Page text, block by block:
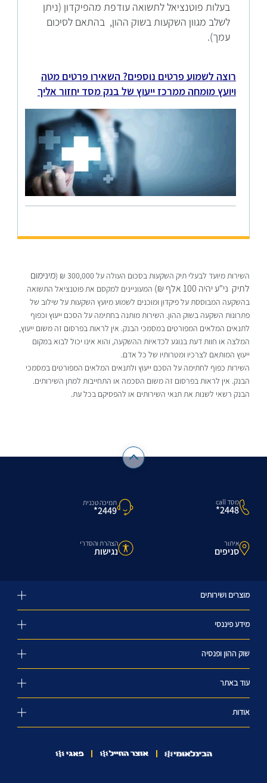
בעלות פוטנציאל לתשואה עודפת מהפיקדון (ניתן
לשלב מגוון השקעות בשוק ההון, בהתאם לסיכום
עמך).
​רוצה לשמוע פרטים נוספים? השאירו פרטים מטה
ויועץ מומחה ממרכז ייעוץ של בנק מסד יחזור אליך
השירות מיועד לבעלי תיק השקעות בסכום העולה על 300,000 ₪ (
מינימום
לתיק ני"ע יהיה 100 אלף ₪)
המעוניינים למקסם את פוטנציאל התשואה
בהשקעה המבוססת על פיקדון ומוכנים לשמוע מיועץ השקעות על שילוב של
פתרונות השקעה בשוק ההון. השירות מותנה בחתימה על הסכם ייעוץ וכפוף
לתנאים המלאים המפורטים במסמכי הבנק. אין לראות בפרסום זה משום ייעוץ,
המלצה או חוות דעת בנוגע לכדאיות ההשקעה, והוא אינו יכול לבוא במקום
ייעוץ המותאם לצרכיו ומטרותיו של כל אדם.
השירות כפוף לחתימה על הסכם ייעוץ ולתנאים המלאים המפורטים במסמכי
הבנק. אין לראות בפרסום זה משום הסכמה או התחייבות למתן השירותים.
הבנק רשאי לשנות את תנאי השירותים או להפסיקם בכל עת.
מסד call
2448*
תמיכה טכנית
2449*
איתור
סניפים
הצהרת והסדרי
נגישות
מוצרים ושירותים
מידע פיננסי
שוק ההון ופנסיה
עוד באתר
אודות